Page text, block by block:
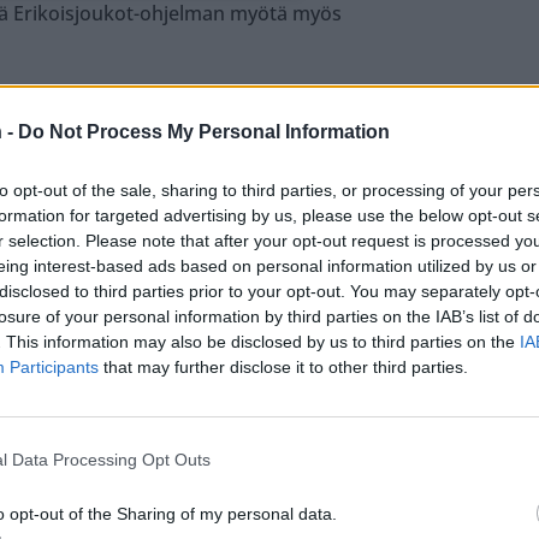
- Do Not Process My Personal Information
opt-out of the sale, sharing to third parties, or processing of your
for targeted advertising by us, please use the below opt-out
selection. Please note that after your opt-out request is processed
interest-based ads based on personal information utilized by us
to third parties prior to your opt-out. You may separately
of your personal information by third parties on the IAB’s list of
This information may also be disclosed by us to third parties on the
Participants that may further disclose it to other third parties.
Data Processing Opt Outs
opt-out of the Sharing of my personal data.
Erikoisjoukot-ohjelman myötä myös
suosii mua mitä ei todellakaan
joukkopsykoosin ja lopulta haukuttiin koko
on mies. Hän kertoo myös, että Selviytyjiin
joka painoi mieltä pitkään.
liian positiivinen, hän kertoo.